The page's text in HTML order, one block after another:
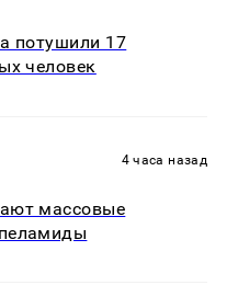
потушили 17
человек
4 часа назад
массовые